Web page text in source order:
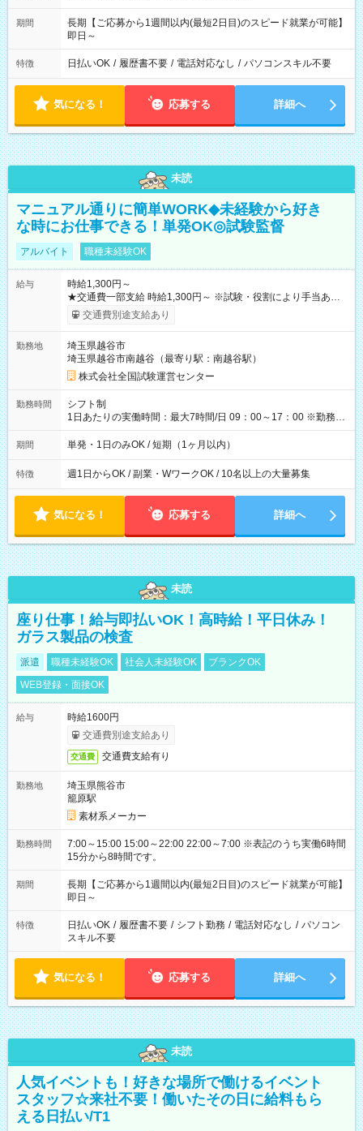
期間
長期【ご応募から1週間以内(最短2日目)のスピード就業が可能】
即日～
特徴 日払いOK / 履歴書不要 / 電話対応なし / パソコンスキル不要
気になる！ 応募する 詳細へ
未読
マニュアル通りに簡単WORK◆未経験から好き
な時にお仕事できる！単発OK◎試験監督
アルバイト 職種未経験OK
給与
時給1,300円～
★交通費一部支給 時給1,300円～ ※試験・役割により手当あり
※勤務回数により昇給あり 【即給（前払い）オプションあ
り！】 希望される場合、勤務から1週間ほどで給与の一部を受け
例】 ・河合塾模擬試験 8:30～17:30（休憩1時間） 時給1,300円
×8時間＝日収10,400円＋交通費 ※当日の役割により時給＋100
円の場合あり ・国家試験 7:00～13:30（休憩なし） 時給1,300
円（役割手当＋100円）×6時間＝日収8,400円＋交通費 【試用期
間】試用期間なし
交通費別途支給あり
勤務地
埼玉県越谷市
埼玉県越谷市南越谷（最寄り駅：南越谷駅）
株式会社全国試験運営センター
勤務時間
シフト制
1日あたりの実働時間：最大7時間/日 09：00～17：00 ※勤務時
間は 試験により異なります。
期間 単発・1日のみOK / 短期（1ヶ月以内）
特徴 週1日からOK / 副業・WワークOK / 10名以上の大量募集
気になる！ 応募する 詳細へ
未読
座り仕事！給与即払いOK！高時給！平日休み！
ガラス製品の検査
派遣 職種未経験OK 社会人未経験OK
ブランクOK
WEB登録・面接OK
給与
時給1600円
交通費別途支給あり
交通費 交通費支給有り
勤務地
埼玉県熊谷市
籠原駅
素材系メーカー
勤務時間
7:00～15:00 15:00～22:00 22:00～7:00 ※表記のうち実働6時間
15分から8時間です。
期間
長期【ご応募から1週間以内(最短2日目)のスピード就業が可能】
即日～
特徴 日払いOK / 履歴書不要 / シフト勤務 / 電話対応なし / パソコン
スキル不要
気になる！ 応募する 詳細へ
未読
人気イベントも！好きな場所で働けるイベント
スタッフ☆来社不要！働いたその日に給料もら
える日払い/T1